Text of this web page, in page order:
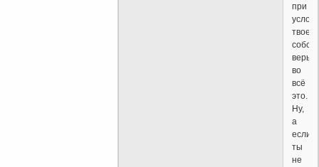
при
твоей
веры
во
всё
это.
Ну,
а
если
ты
не